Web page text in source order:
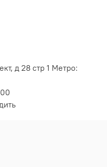
д 28 стр 1 Метро: